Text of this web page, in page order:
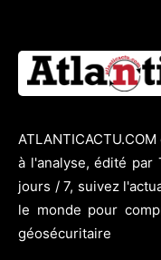
à l'analyse, édité par
jours / 7, suivez
le monde pour
géosécuritaire